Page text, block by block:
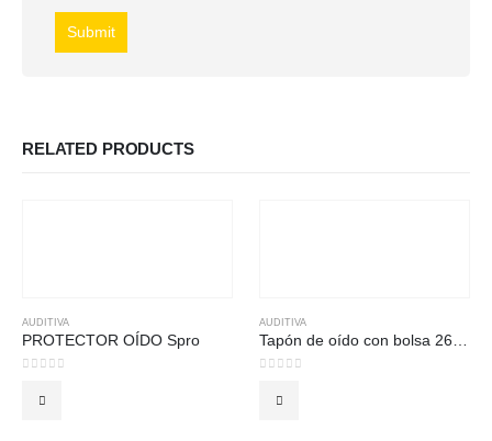
RELATED PRODUCTS
AUDITIVA
PROTECTOR OÍDO Spro
AUDITIVA